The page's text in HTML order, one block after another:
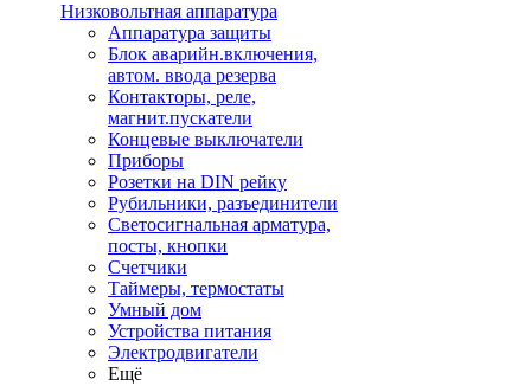
Низковольтная аппаратура
Аппаратура защиты
Блок аварийн.включения,
автом. ввода резерва
Контакторы, реле,
магнит.пускатели
Концевые выключатели
Приборы
Розетки на DIN рейку
Рубильники, разъединители
Светосигнальная арматура,
посты, кнопки
Счетчики
Таймеры, термостаты
Умный дом
Устройства питания
Электродвигатели
Ещё